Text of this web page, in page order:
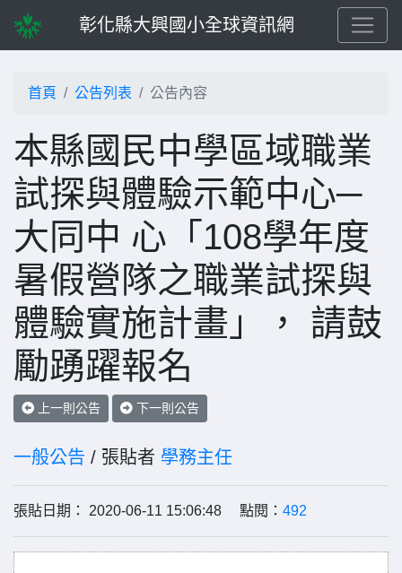
彰化縣大興國小全球資訊網
首頁 公告列表 公告內容
本縣國民中學區域職業
試探與體驗示範中心─
大同中 心「108學年度
暑假營隊之職業試探與
體驗實施計畫」， 請鼓
勵踴躍報名
上一則公告 下一則公告
一般公告 / 張貼者 學務主任
張貼日期： 2020-06-11 15:06:48 點閱： 492